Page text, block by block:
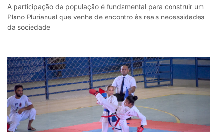
A participação da população é fundamental para construir um
Plano Plurianual que venha de encontro às reais necessidades
da sociedade